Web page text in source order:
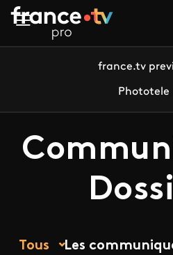
Aller au contenu principal
france.tv
Phototele
Tous Les